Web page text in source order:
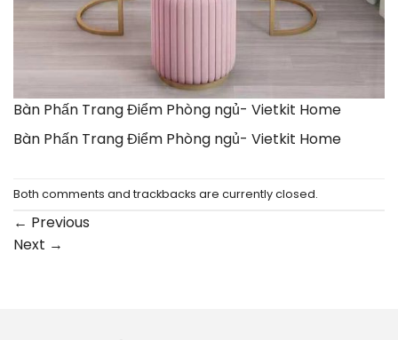
Bàn Phấn Trang Điểm Phòng ngủ- Vietkit Home
Bàn Phấn Trang Điểm Phòng ngủ- Vietkit Home
Both comments and trackbacks are currently closed.
← Previous
Next →